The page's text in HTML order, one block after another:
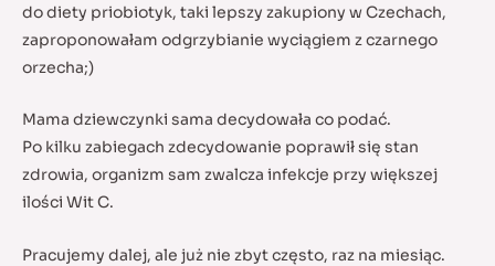
do diety priobiotyk, taki lepszy zakupiony w Czechach,
zaproponowałam odgrzybianie wyciągiem z czarnego
orzecha;)
Mama dziewczynki sama decydowała co podać.
Po kilku zabiegach zdecydowanie poprawił się stan
zdrowia, organizm sam zwalcza infekcje przy większej
ilości Wit C.
Pracujemy dalej, ale już nie zbyt często, raz na miesiąc.